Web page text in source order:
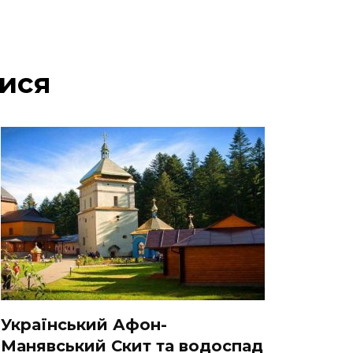
Український Афон-
Манявський Скит та водоспад